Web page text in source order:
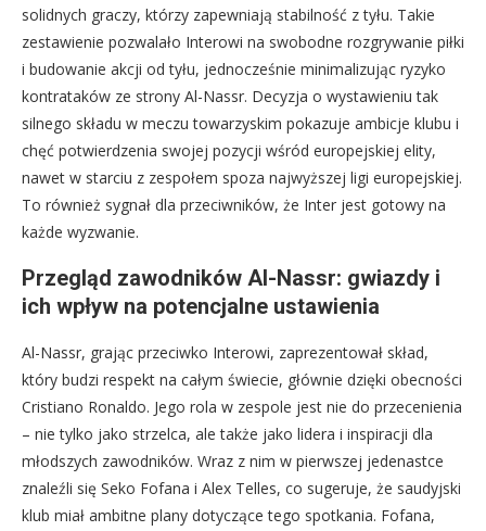
solidnych graczy, którzy zapewniają stabilność z tyłu. Takie
zestawienie pozwalało Interowi na swobodne rozgrywanie piłki
i budowanie akcji od tyłu, jednocześnie minimalizując ryzyko
kontrataków ze strony Al-Nassr. Decyzja o wystawieniu tak
silnego składu w meczu towarzyskim pokazuje ambicje klubu i
chęć potwierdzenia swojej pozycji wśród europejskiej elity,
nawet w starciu z zespołem spoza najwyższej ligi europejskiej.
To również sygnał dla przeciwników, że Inter jest gotowy na
każde wyzwanie.
Przegląd zawodników Al-Nassr: gwiazdy i
ich wpływ na potencjalne ustawienia
Al-Nassr, grając przeciwko Interowi, zaprezentował skład,
który budzi respekt na całym świecie, głównie dzięki obecności
Cristiano Ronaldo. Jego rola w zespole jest nie do przecenienia
– nie tylko jako strzelca, ale także jako lidera i inspiracji dla
młodszych zawodników. Wraz z nim w pierwszej jedenastce
znaleźli się Seko Fofana i Alex Telles, co sugeruje, że saudyjski
klub miał ambitne plany dotyczące tego spotkania. Fofana,